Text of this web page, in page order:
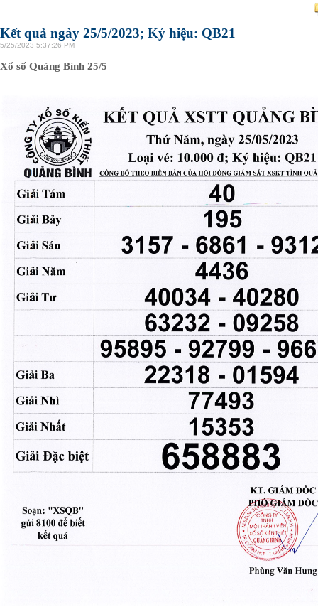
Kết quả ngày 25/5/2023; Ký hiệu: QB21
5/25/2023 5:37:26 PM
Xổ số Quảng Bình 25/5